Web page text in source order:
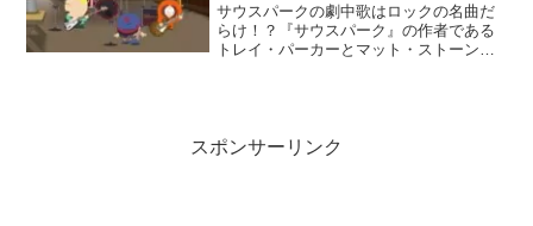
サウスパークの劇中歌はロックの名曲だ
らけ！？『サウスパーク』の作者である
トレイ・パーカーとマット・ストーンは
スポンサーリンク